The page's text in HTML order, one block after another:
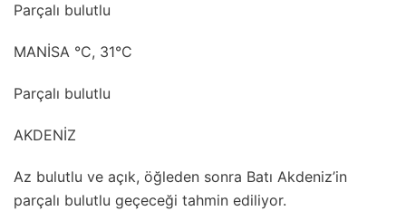
Parçalı bulutlu
MANİSA °C, 31°C
Parçalı bulutlu
AKDENİZ
Az bulutlu ve açık, öğleden sonra Batı Akdeniz’in
parçalı bulutlu geçeceği tahmin ediliyor.